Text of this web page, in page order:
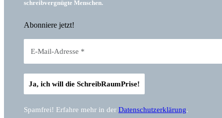
schreibvergnügte Menschen.
Abonniere jetzt!
Spamfrei! Erfahre mehr in der Datenschutzerklärung.